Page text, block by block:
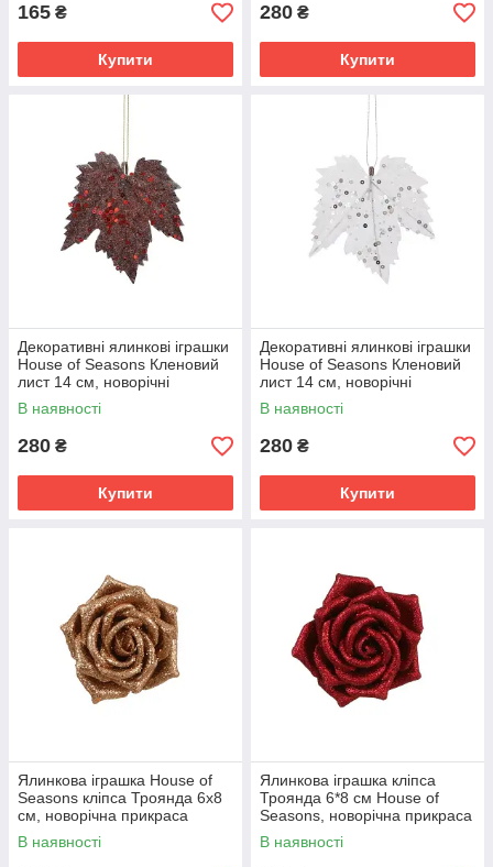
165 ₴
Купити
280 ₴
Купити
Декоративні ялинкові іграшки
House of Seasons Кленовий
лист 14 см, новорічні
прикраси на ялинку набір 6
шт., Бордо
В наявності
280 ₴
Купити
Декоративні ялинкові іграшки
House of Seasons Кленовий
лист 14 см, новорічні
прикраси на ялинку набір 6
шт., Білий
В наявності
280 ₴
Купити
Ялинкова іграшка House of
Seasons кліпса Троянда 6х8
см, новорічна прикраса
Квіток на ялинку, Рожевий
В наявності
Ялинкова іграшка кліпса
Троянда 6*8 см House of
Seasons, новорічна прикраса
Квітка на ялинку, Червоний
В наявності